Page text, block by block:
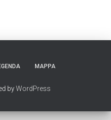
MAPPA
byWordPress